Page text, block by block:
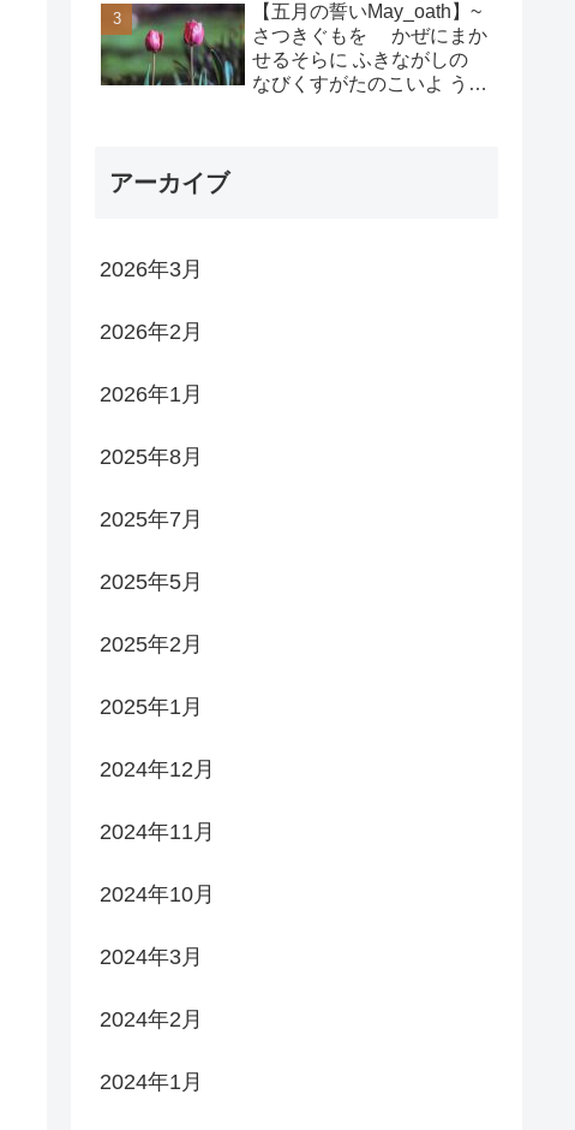
【五月の誓いMay_oath】~
さつきぐもを かぜにまか
せるそらに ふきながしの
なびくすがたのこいよ うま
アーカイブ
2026年3月
2026年2月
2026年1月
2025年8月
2025年7月
2025年5月
2025年2月
2025年1月
2024年12月
2024年11月
2024年10月
2024年3月
2024年2月
2024年1月